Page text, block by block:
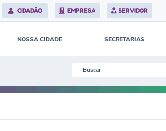
CIDADÃO EMPRESA SERVIDOR
NOSSA CIDADE SECRETARIAS
c
i
a
s
d